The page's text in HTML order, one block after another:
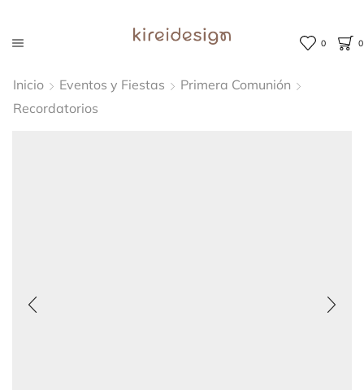
0 0
Inicio Eventos y Fiestas
Primera Comunión
Recordatorios